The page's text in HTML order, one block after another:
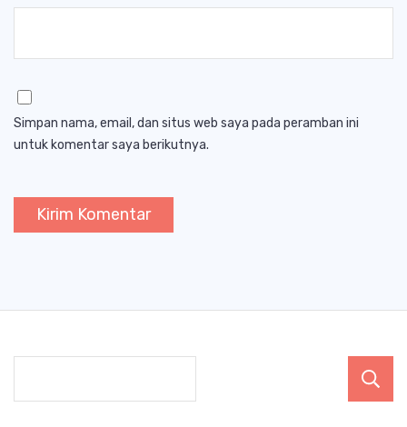
Simpan nama, email, dan situs web saya pada peramban ini
untuk komentar saya berikutnya.